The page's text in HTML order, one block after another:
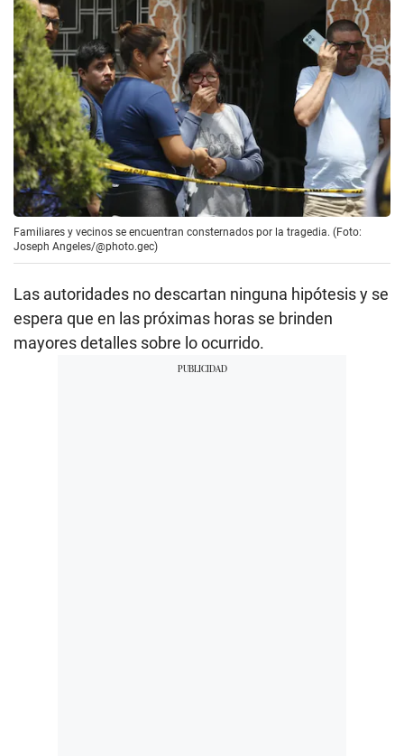
Familiares y vecinos se encuentran consternados por la tragedia. (Foto:
Joseph Angeles/@photo.gec)
Las autoridades no descartan ninguna hipótesis y se
espera que en las próximas horas se brinden
mayores detalles sobre lo ocurrido.